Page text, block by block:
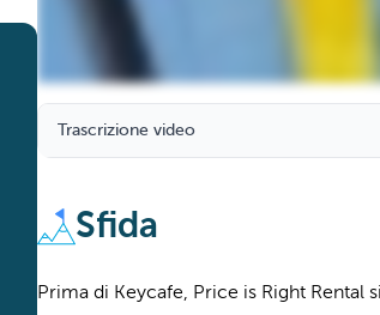
Trascrizione video
Sfida
Prima di Keycafe, Price is Right Rental